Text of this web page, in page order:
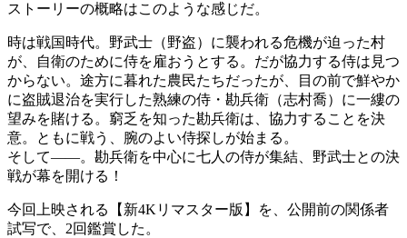
ストーリーの概略はこのような感じだ。
時は戦国時代。野武士（野盗）に襲われる危機が迫った村
が、自衛のために侍を雇おうとする。だが協力する侍は見つ
からない。途方に暮れた農民たちだったが、目の前で鮮やか
に盗賊退治を実行した熟練の侍・勘兵衛（志村喬）に一縷の
望みを賭ける。窮乏を知った勘兵衛は、協力することを決
意。ともに戦う、腕のよい侍探しが始まる。
そして――。勘兵衛を中心に七人の侍が集結、野武士との決
戦が幕を開ける！
今回上映される【新4Kリマスター版】を、公開前の関係者
試写で、2回鑑賞した。